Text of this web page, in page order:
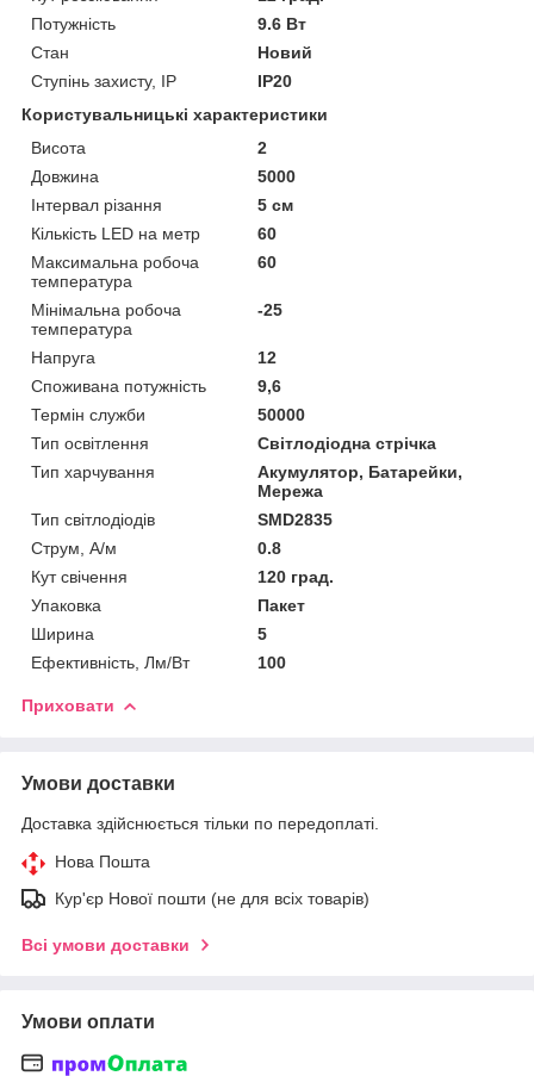
Потужність
9.6 Вт
Стан
Новий
Ступінь захисту, IP
IP20
Користувальницькі характеристики
Висота
2
Довжина
5000
Інтервал різання
5 см
Кількість LED на метр
60
Максимальна робоча
температура
60
Мінімальна робоча
температура
-25
Напруга
12
Споживана потужність
9,6
Термін служби
50000
Тип освітлення
Світлодіодна стрічка
Тип харчування
Акумулятор, Батарейки,
Мережа
Тип світлодіодів
SMD2835
Струм, A/м
0.8
Кут свічення
120 град.
Упаковка
Пакет
Ширина
5
Ефективність, Лм/Вт
100
Приховати
Умови доставки
Доставка здійснюється тільки по передоплаті.
Нова Пошта
Кур'єр Нової пошти (не для всіх товарів)
Всі умови доставки
Умови оплати